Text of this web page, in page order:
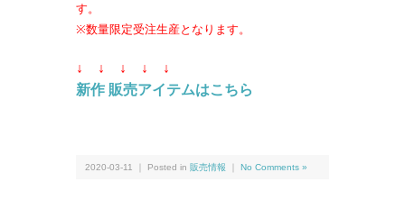
す。
※数量限定受注生産となります。
↓ ↓ ↓ ↓
↓
新作 販売アイテムはこちら
2020-03-11 ｜ Posted in 販売情報 No Comments »